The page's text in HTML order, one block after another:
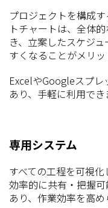
プロジェクトを構成
トチャートは、全体
き、立案したスケジ
すくなることがメリッ
ExcelやGoogleスプレ
あり、手軽に利用でき
専用システム
すべての工程を可視
効率的に共有・把握
あり、作業効率を高め